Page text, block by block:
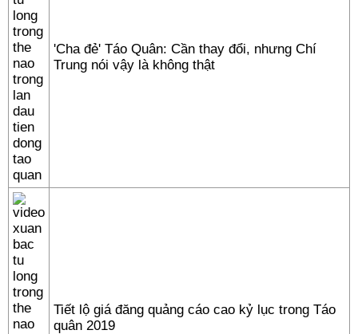
'Cha đẻ' Táo Quân: Cần thay đổi, nhưng Chí
Trung nói vậy là không thật
Tiết lộ giá đăng quảng cáo cao kỷ lục trong Táo
quân 2019